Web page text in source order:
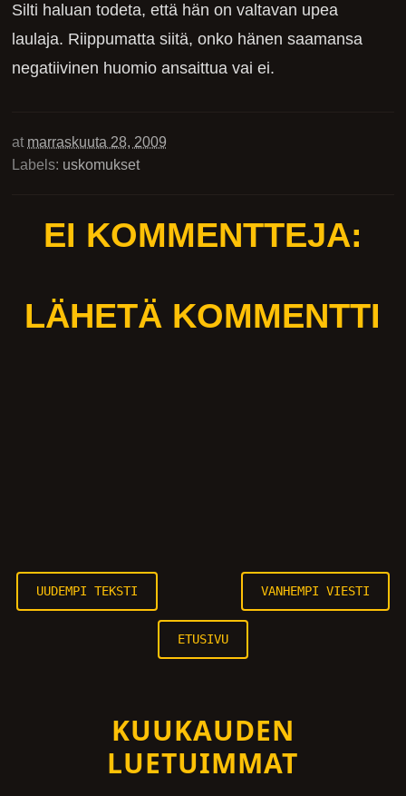
Silti haluan todeta, että hän on valtavan upea
laulaja. Riippumatta siitä, onko hänen saamansa
negatiivinen huomio ansaittua vai ei.
at marraskuuta 28, 2009
Labels: uskomukset
EI KOMMENTTEJA:
LÄHETÄ KOMMENTTI
UUDEMPI TEKSTI VANHEMPI VIESTI
ETUSIVU
KUUKAUDEN
LUETUIMMAT